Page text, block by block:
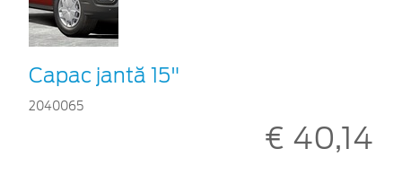
Capac jantă 15"
2040065
€ 40,14